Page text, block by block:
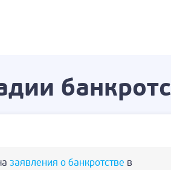
заявления о банкротстве в